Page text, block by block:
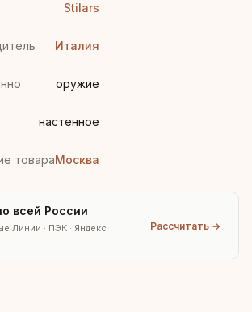
Stilars
Италия
оружие
настенное
товараМосква
всей России
Линии · ПЭК · Яндекс
Рассчитать →